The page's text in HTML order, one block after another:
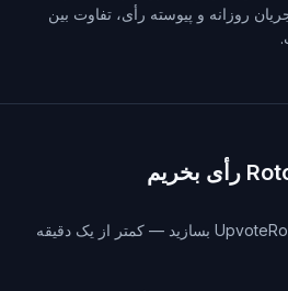
روزانه و پیوسته رأی، تفاوت بین
یک حساب رایگان UpvoteRocket بسازید — کمتر از یک دقیقه